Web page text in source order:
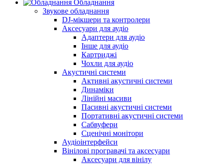
Обладнання
Звукове обладнання
DJ-мікшери та контролери
Аксесуари для аудіо
Адаптери для аудіо
Інше для аудіо
Картриджі
Чохли для аудіо
Акустичні системи
Активні акустичні системи
Динаміки
Лінійні масиви
Пасивні акустичні системи
Портативні акустичні системи
Сабвуфери
Сценічні монітори
Аудіоінтерфейси
Вінілові програвачі та аксесуари
Аксесуари для вінілу